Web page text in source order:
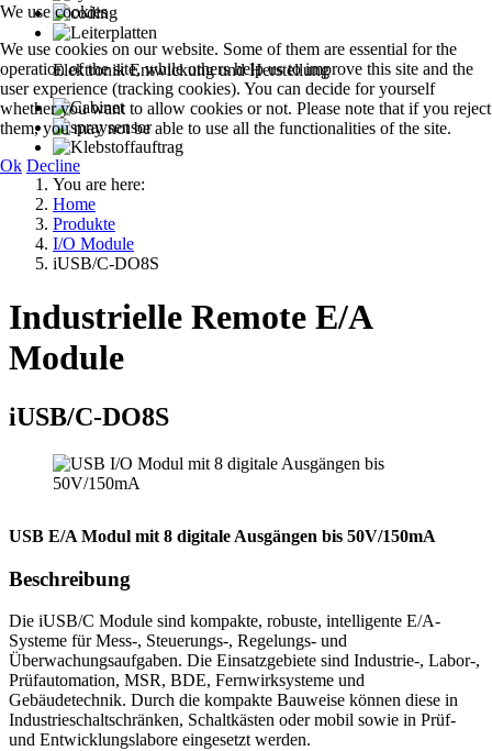
Elektronik Entwickung und Herstellung
You are here:
Home
Produkte
I/O Module
iUSB/C-DO8S
Industrielle Remote E/A
Module
iUSB/C-DO8S
USB E/A Modul mit 8 digitale Ausgängen bis 50V/150mA
Beschreibung
Die iUSB/C Module sind kompakte, robuste, intelligente E/A-
Systeme für Mess-, Steuerungs-, Regelungs- und
Überwachungsaufgaben. Die Einsatzgebiete sind Industrie-, Labor-,
Prüfautomation, MSR, BDE, Fernwirksysteme und
Gebäudetechnik. Durch die kompakte Bauweise können diese in
Industrieschaltschränken, Schaltkästen oder mobil sowie in Prüf-
und Entwicklungslabore eingesetzt werden.
We use cookies
We use cookies on our website. Some of them are essential for the
operation of the site, while others help us to improve this site and the
user experience (tracking cookies). You can decide for yourself
whether you want to allow cookies or not. Please note that if you reject
them, you may not be able to use all the functionalities of the site.
Ok Decline